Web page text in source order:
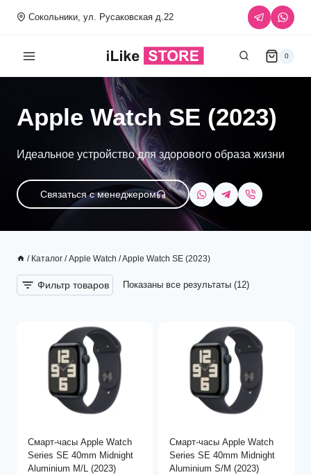
Сокольники, ул. Русаковская д.22
0
Apple Watch SE (2023)
Идеальное устройство для здорового образа жизни
Связаться с менеджером
/ Каталог / Apple Watch /Apple Watch SE (2023)
Фильтр товаров Показаны все результаты (12)
Смарт-часы Apple Watch
Series SE 40mm Midnight
Aluminium M/L (2023)
Смарт-часы Apple Watch
Series SE 40mm Midnight
Aluminium S/M (2023)